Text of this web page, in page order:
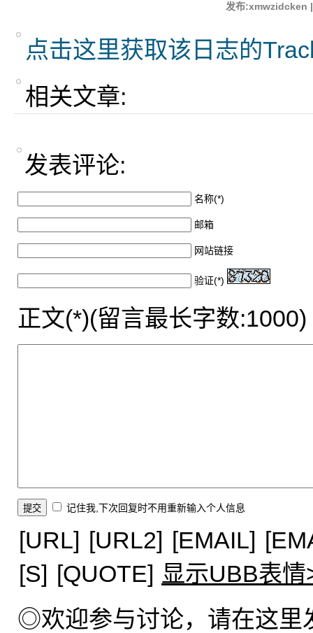
发布:xmwzidcken
点击这里获取该日志的
相关文章:
发表评论:
名称(*)
邮箱
网站链接
验证(*)
正文(*)(留言最长字数:1000)
记住我,下次回复时不用重新输入个人信息
[URL] [URL2] [EMAIL]
[S] [QUOTE] 显示UBB表情
◎欢迎参与讨论，请在这里